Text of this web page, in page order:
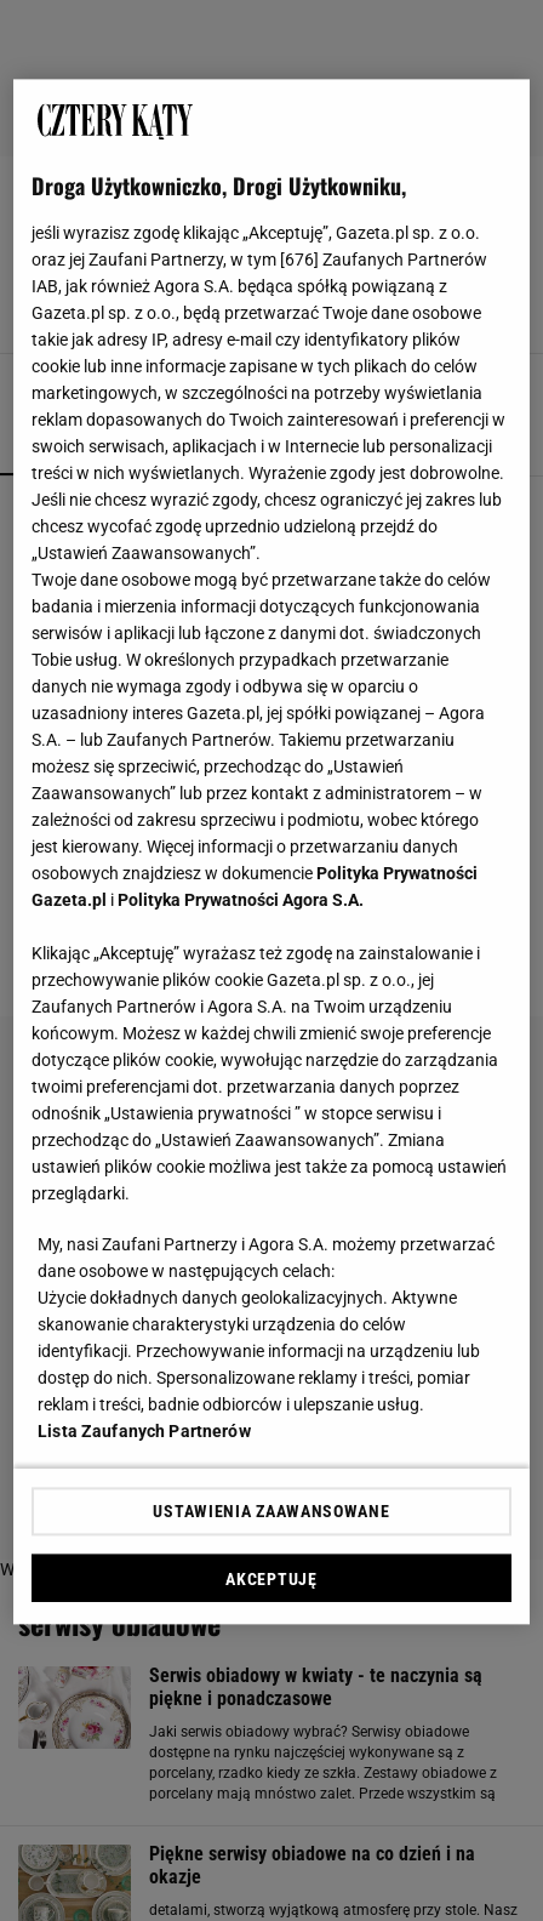
SERWISY OBIADOWE
Weekend Rabatów w Villa Italia! -25% na
wszystko [PRZEGLĄD]
SERWISY OBIADOWE WYPRZEDAŻ ZASTAWA STOŁOWA
POPULARNE NAJNOWSZE
Kochały je nasze babcie. Garnki żeliwne są
niezastąpione w letniej i jesiennej kuchni
Vintage gramofony wracają do łask. Polacy na
nowo pokochali vinyle
Skandynawski przepis na zdrowie? Sezonowe
produkty, prostota i smak bez kompromisów
MATERIAŁ PROMOCYJNY
Te dywany są porządne jak za dawnych lato.
Piękne wzory, a ceny? Nawet mniej niż 50 zł
ogród w nocy. I sarnę, i złodzieja
serwisy obiadowe
Serwis obiadowy w kwiaty - te naczynia są
piękne i ponadczasowe
Jaki serwis obiadowy wybrać? Serwisy obiadowe
dostępne na rynku najczęściej wykonywane są z
porcelany, rzadko kiedy ze szkła. Zestawy obiadowe z
porcelany mają mnóstwo zalet. Przede wszystkim są
Piękne serwisy obiadowe na co dzień i na
okazje
detalami, stworzą wyjątkową atmosferę przy stole. Nasz
Droga Użytkowniczko, Drogi Użytkowniku,
jeśli wyrazisz zgodę klikając „Akceptuję”, Gazeta.pl sp. z o.o.
oraz jej Zaufani Partnerzy, w tym [676] Zaufanych Partnerów
IAB, jak również Agora S.A. będąca spółką powiązaną z
Gazeta.pl sp. z o.o., będą przetwarzać Twoje dane osobowe
takie jak adresy IP, adresy e-mail czy identyfikatory plików
cookie lub inne informacje zapisane w tych plikach do celów
marketingowych, w szczególności na potrzeby wyświetlania
reklam dopasowanych do Twoich zainteresowań i preferencji w
swoich serwisach, aplikacjach i w Internecie lub personalizacji
treści w nich wyświetlanych. Wyrażenie zgody jest dobrowolne.
Jeśli nie chcesz wyrazić zgody, chcesz ograniczyć jej zakres lub
chcesz wycofać zgodę uprzednio udzieloną przejdź do
„Ustawień Zaawansowanych”.
Twoje dane osobowe mogą być przetwarzane także do celów
badania i mierzenia informacji dotyczących funkcjonowania
serwisów i aplikacji lub łączone z danymi dot. świadczonych
Tobie usług. W określonych przypadkach przetwarzanie
danych nie wymaga zgody i odbywa się w oparciu o
uzasadniony interes Gazeta.pl, jej spółki powiązanej – Agora
S.A. – lub Zaufanych Partnerów. Takiemu przetwarzaniu
możesz się sprzeciwić, przechodząc do „Ustawień
Zaawansowanych” lub przez kontakt z administratorem – w
zależności od zakresu sprzeciwu i podmiotu, wobec którego
jest kierowany. Więcej informacji o przetwarzaniu danych
osobowych znajdziesz w dokumenciePolityka Prywatności
Gazeta.pl iPolityka Prywatności Agora S.A.
Klikając „Akceptuję” wyrażasz też zgodę na zainstalowanie i
przechowywanie plików cookie Gazeta.pl sp. z o.o., jej
Zaufanych Partnerów i Agora S.A. na Twoim urządzeniu
końcowym. Możesz w każdej chwili zmienić swoje preferencje
dotyczące plików cookie, wywołując narzędzie do zarządzania
twoimi preferencjami dot. przetwarzania danych poprzez
odnośnik „Ustawienia prywatności ” w stopce serwisu i
przechodząc do „Ustawień Zaawansowanych”. Zmiana
ustawień plików cookie możliwa jest także za pomocą ustawień
przeglądarki.
My, nasi Zaufani Partnerzy i Agora S.A. możemy przetwarzać
dane osobowe w następujących celach:
Użycie dokładnych danych geolokalizacyjnych. Aktywne
skanowanie charakterystyki urządzenia do celów
identyfikacji. Przechowywanie informacji na urządzeniu lub
dostęp do nich. Spersonalizowane reklamy i treści, pomiar
reklam i treści, badnie odbiorców i ulepszanie usług.
Lista Zaufanych Partnerów
USTAWIENIA ZAAWANSOWANE
AKCEPTUJĘ